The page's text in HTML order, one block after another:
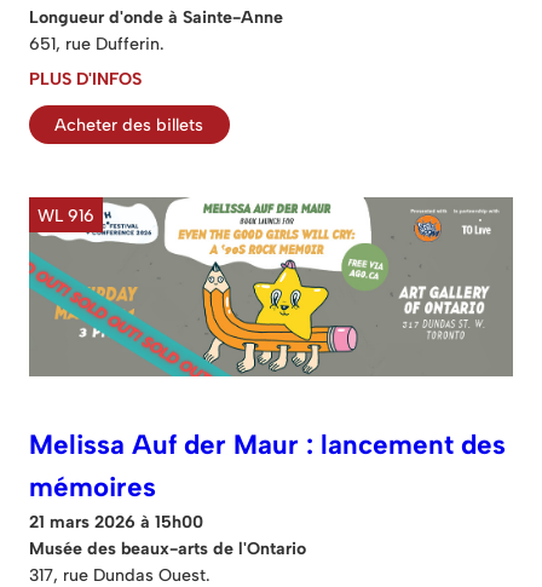
Longueur d'onde à Sainte-Anne
651, rue Dufferin.
PLUS D'INFOS
Acheter des billets
WL 916
Melissa Auf der Maur : lancement des
mémoires
21 mars 2026 à 15h00
Musée des beaux-arts de l'Ontario
317, rue Dundas Ouest.